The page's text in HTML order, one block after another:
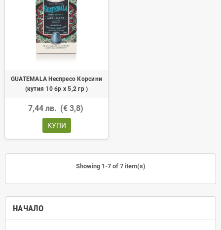
НАЧАЛО
GUATEMALA Неспресо Корсини
(кутия 10 бр х 5,2 гр )
7,44 лв. (€ 3,8)
КУПИ
Showing 1-7 of 7 item(s)